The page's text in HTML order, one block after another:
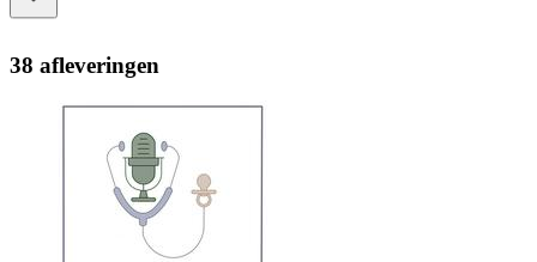
38 afleveringen